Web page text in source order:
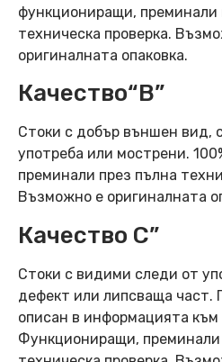
функциониращи, преминали
техническа проверка.
оригиналната опаковка.
Качество“B”
Стоки с добър външен вид,
употреба или мострени.
преминали през пълна
Възможно е оригиналната
Качество C”
Стоки с видими следи от
дефект или липсваща част.
описан в информацията към
Функциониращи, преминали